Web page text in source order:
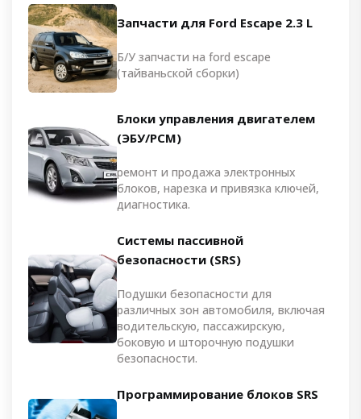
Запчасти для Ford Escape 2.3 L
Б/У запчасти на ford escape
(тайваньской сборки)
Блоки управления двигателем
(ЭБУ/PCM)
ремонт и продажа электронных
блоков, нарезка и привязка ключей,
диагностика.
Системы пассивной
безопасности (SRS)
Подушки безопасности для
различных зон автомобиля, включая
водительскую, пассажирскую,
боковую и шторочную подушки
безопасности.
Программирование блоков SRS